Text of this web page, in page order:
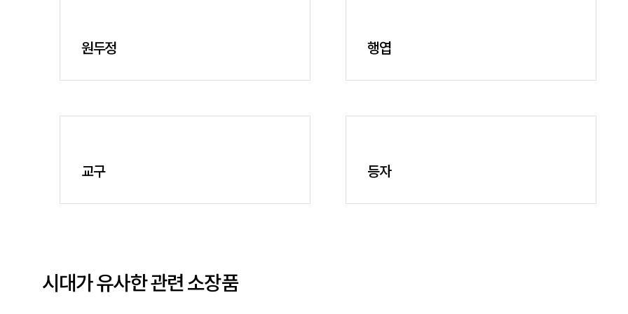
원두정 행엽
교구 등자
시대가 유사한 관련 소장품